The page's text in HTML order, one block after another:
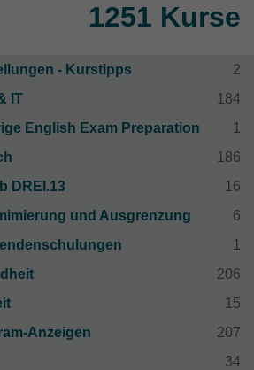
1251 Kurse
- Kurstipps
2
IT
184
English Exam Preparation
1
186
DREI.13
16
und Ausgrenzung
6
1
206
15
Anzeigen
207
34